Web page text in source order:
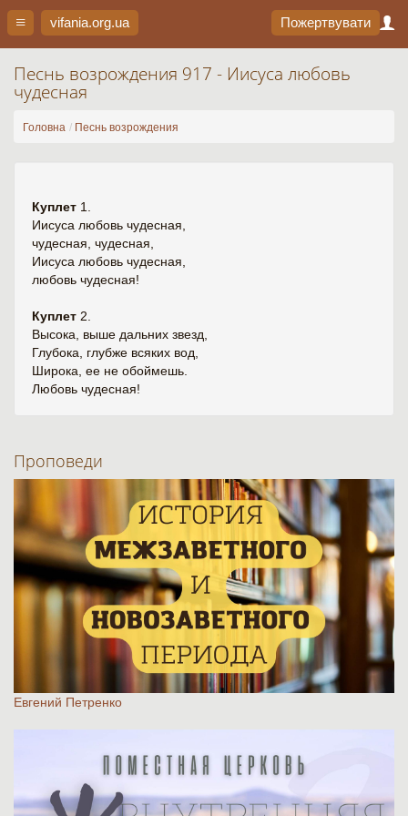
vifania.org.ua Пожертвувати
Песнь возрождения 917 - Иисуса любовь
чудесная
Головна Песнь возрождения
Куплет 1.
Иисуса любовь чудесная,
чудесная, чудесная,
Иисуса любовь чудесная,
любовь чудесная!
Куплет 2.
Высока, выше дальних звезд,
Глубока, глубже всяких вод,
Широка, ее не обоймешь.
Любовь чудесная!
Проповеди
Евгений Петренко